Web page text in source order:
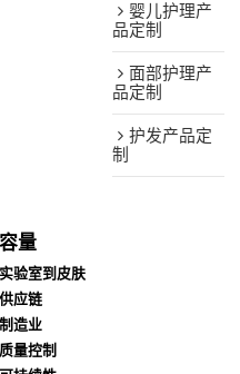
婴儿护理产
品定制
面部护理产
品定制
护发产品定
制
容量
实验室到皮肤
供应链
制造业
质量控制